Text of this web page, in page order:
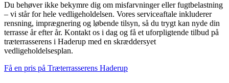
Du behøver ikke bekymre dig om misfarvninger eller fugtbelastning
– vi står for hele vedligeholdelsen. Vores serviceaftale inkluderer
rensning, imprægnering og løbende tilsyn, så du trygt kan nyde din
terrasse år efter år. Kontakt os i dag og få et uforpligtende tilbud på
træterrasserens i Haderup med en skræddersyet
vedligeholdelsesplan.
Få en pris på Træterrasserens Haderup